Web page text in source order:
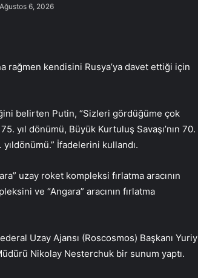
Ağustos 6, 2026
rağmen kendisini Rusya’ya davet ettiği için
belirten Putin, “Sizleri gördüğüme çok
yıl dönümü, Büyük Kurtuluş Savaşı’nın 70.
İfadelerini kullandı.
uzay roket kompleksi fırlatma aracının
ve “Angara” aracının fırlatma
Uzay Ajansı (Roscosmos) Başkanı Yuriy
Nikolay Nesterchuk bir sunum yaptı.